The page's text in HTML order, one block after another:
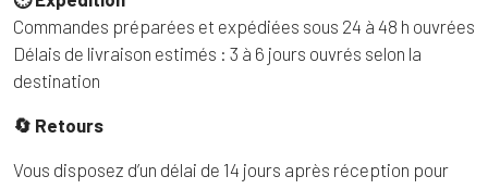
Commandes préparées et expédiées sous 24 à 48 h ouvrées
Délais de livraison estimés : 3 à 6 jours ouvrés selon la
destination
🔄 Retours
Vous disposez d’un délai de 14 jours après réception pour